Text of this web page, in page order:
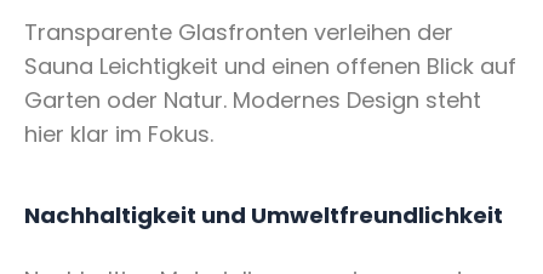
Transparente Glasfronten verleihen der
Sauna Leichtigkeit und einen offenen Blick auf
Garten oder Natur. Modernes Design steht
hier klar im Fokus.
Nachhaltigkeit und Umweltfreundlichkeit